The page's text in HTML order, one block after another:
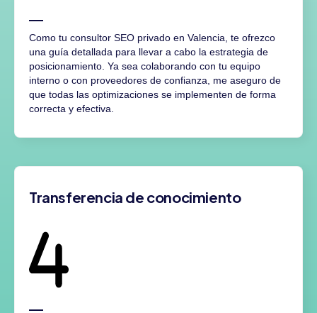
Como tu consultor SEO privado en Valencia, te ofrezco
una guía detallada para llevar a cabo la estrategia de
posicionamiento. Ya sea colaborando con tu equipo
interno o con proveedores de confianza, me aseguro de
que todas las optimizaciones se implementen de forma
correcta y efectiva.
Transferencia de conocimiento